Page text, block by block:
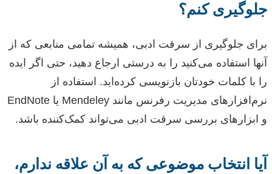
جلوگیری کنم؟
برای جلوگیری از سرقت ادبی، همیشه تمامی منابعی که از
آنها استفاده می‌کنید را به درستی ارجاع دهید، حتی اگر ایده
را با کلمات خودتان بازنویسی کرده‌اید. استفاده از
نرم‌افزارهای مدیریت رفرنس مانند Mendeley یا EndNote
و ابزارهای بررسی سرقت ادبی می‌تواند کمک‌کننده باشد.
آیا انتخاب موضوعی که به آن علاقه ندارم،